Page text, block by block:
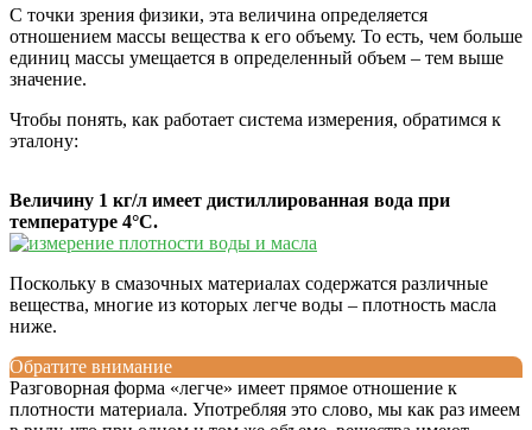
С точки зрения физики, эта величина определяется
отношением массы вещества к его объему. То есть, чем больше
единиц массы умещается в определенный объем – тем выше
значение.
Чтобы понять, как работает система измерения, обратимся к
эталону:
Величину 1 кг/л имеет дистиллированная вода при
температуре 4°C.
Поскольку в смазочных материалах содержатся различные
вещества, многие из которых легче воды – плотность масла
ниже.
Обратите внимание
Разговорная форма «легче» имеет прямое отношение к
плотности материала. Употребляя это слово, мы как раз имеем